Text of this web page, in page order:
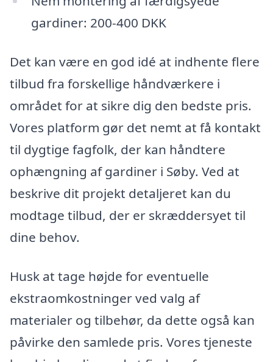
gardiner: 200-400 DKK
Det kan være en god idé at indhente flere
tilbud fra forskellige håndværkere i
området for at sikre dig den bedste pris.
Vores platform gør det nemt at få kontakt
til dygtige fagfolk, der kan håndtere
ophængning af gardiner i Søby. Ved at
beskrive dit projekt detaljeret kan du
modtage tilbud, der er skræddersyet til
dine behov.
Husk at tage højde for eventuelle
ekstraomkostninger ved valg af
materialer og tilbehør, da dette også kan
påvirke den samlede pris. Vores tjeneste